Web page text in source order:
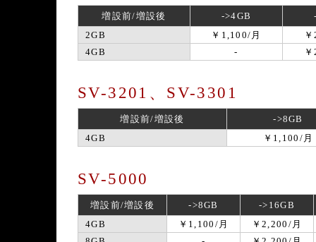
増設前/増設後 ->4GB
2GB
￥1,100/月
4GB
-
SV-3201、SV-3301
増設前/増設後
->8GB
4GB
￥1,100/月
SV-5000
増設前/増設後 ->8GB
->16GB
4GB
￥1,100/月
￥2,200/月